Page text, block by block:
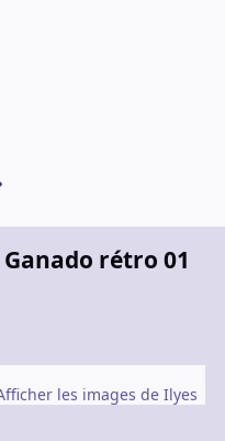
précédente
suivante
rétro 01
les images de Ilyes